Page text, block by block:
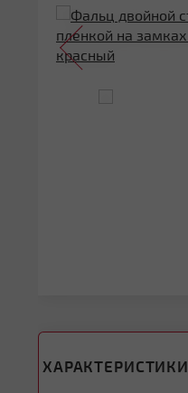
ХАРАКТЕРИСТИКИ